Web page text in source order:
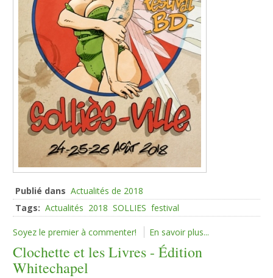
Publié dans Actualités de 2018
Tags: Actualités 2018 SOLLIES festival
Soyez le premier à commenter! En savoir plus...
Clochette et les Livres - Édition
Whitechapel